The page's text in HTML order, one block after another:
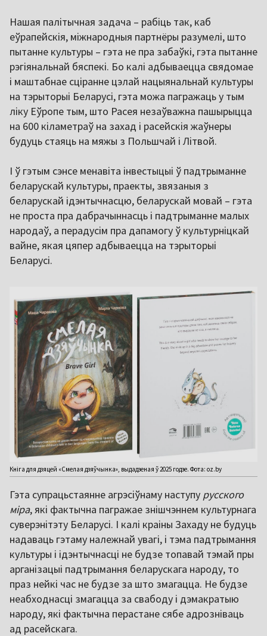
Нашая палітычная задача – рабіць так, каб
еўрапейскія, міжнародныя партнёры разумелі, што
пытанне культуры – гэта не пра забаўкі, гэта пытанне
рэгіянальнай бяспекі. Бо калі адбываецца свядомае
і маштабнае сціранне цэлай нацыянальнай культуры
на тэрыторыі Беларусі, гэта можа пагражаць у тым
ліку Еўропе тым, што Расея незаўважна пашырыцца
на 600 кіламетраў на захад і расейскія жаўнеры
будуць стаяць на мяжы з Польшчай і Літвой.
І ў гэтым сэнсе менавіта інвестыцыі ў падтрыманне
беларускай культуры, праекты, звязаныя з
беларускай ідэнтычнасцю, беларускай мовай – гэта
не проста пра дабрачыннасць і падтрыманне малых
народаў, а перадусім пра дапамогу ў культурніцкай
вайне, якая цяпер адбываецца на тэрыторыі
Беларусі.
Кніга для дзяцей «Смелая дзяўчынка», выдадзеная ў 2025 годзе. Фота: oz.by
Гэта супрацьстаянне агрэсіўнаму наступу русского
міра, які фактычна пагражае знішчэннем культурнага
суверэнітэту Беларусі. І калі краіны Захаду не будуць
надаваць гэтаму належнай увагі, і тэма падтрымання
культуры і ідэнтычнасці не будзе топавай тэмай пры
арганізацыі падтрымання беларускага народу, то
праз нейкі час не будзе за што змагацца. Не будзе
неабходнасці змагацца за свабоду і дэмакратыю
народу, які фактычна перастане сябе адрозніваць
ад расейскага.